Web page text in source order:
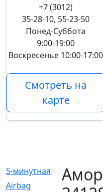
+7 (3012)
35-28-10, 55-23-50
Понед-Суббота
9:00-19:00
Воскресенье 10:00-17:00
Смотреть на
карте
5-минутная
[1]
Airbag
[18]